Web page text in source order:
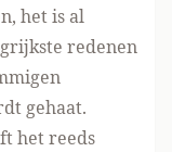
het is al
redenen
gehaat.
het reeds